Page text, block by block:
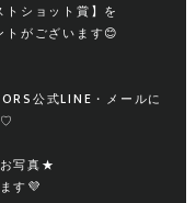
ショット賞】を
がございます😊
公式LINE・メールに
写真★
す💜